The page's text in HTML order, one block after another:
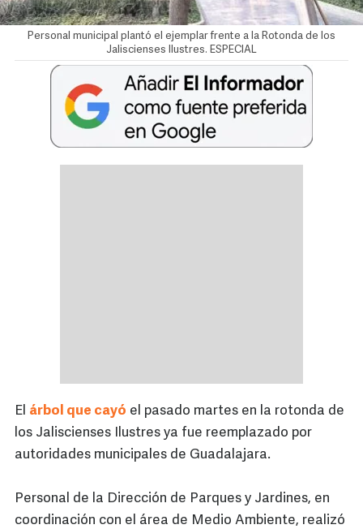
Personal municipal plantó el ejemplar frente a la Rotonda de los
Jaliscienses Ilustres. ESPECIAL
El árbol que cayó el pasado martes en la rotonda de
los Jaliscienses Ilustres ya fue reemplazado por
autoridades municipales de Guadalajara.
Personal de la Dirección de Parques y Jardines, en
coordinación con el área de Medio Ambiente, realizó